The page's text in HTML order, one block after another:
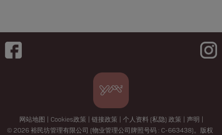
网站地图 Cookies政策 链接政策 个人资料 (私隐) 政策 声明
© 2026 裕民坊管理有限公司 (物业管理公司牌照号码 : C-663438)。版权